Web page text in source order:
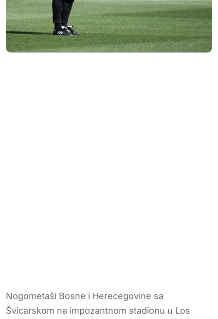
Nogometaši Bosne i Herecegovine sa
Švicarskom na impozantnom stadionu u Los